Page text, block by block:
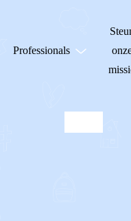
Professionals